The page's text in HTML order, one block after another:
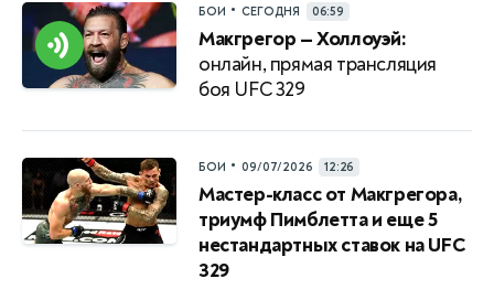
БОИ • СЕГОДНЯ 06:59
Макгрегор — Холлоуэй:
онлайн, прямая трансляция
боя UFC 329
БОИ • 09/07/2026 12:26
Мастер-класс от Макгрегора,
триумф Пимблетта и еще 5
нестандартных ставок на UFC
329